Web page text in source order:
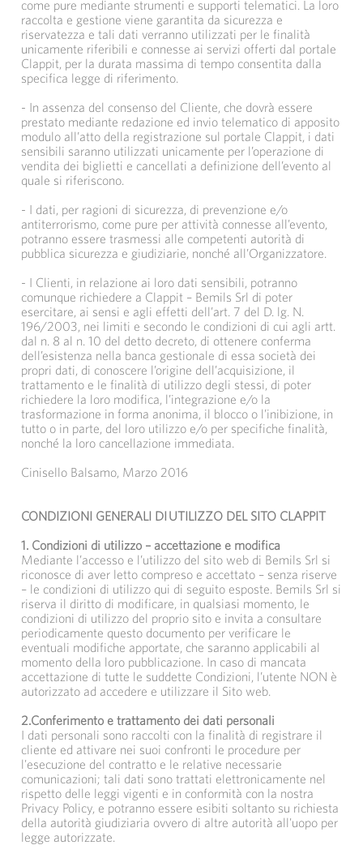
come pure mediante strumenti e supporti telematici. La loro
raccolta e gestione viene garantita da sicurezza e
riservatezza e tali dati verranno utilizzati per le finalità
unicamente riferibili e connesse ai servizi offerti dal portale
Clappit, per la durata massima di tempo consentita dalla
specifica legge di riferimento.
- In assenza del consenso del Cliente, che dovrà essere
prestato mediante redazione ed invio telematico di apposito
modulo all’atto della registrazione sul portale Clappit, i dati
sensibili saranno utilizzati unicamente per l’operazione di
vendita dei biglietti e cancellati a definizione dell’evento al
quale si riferiscono.
- I dati, per ragioni di sicurezza, di prevenzione e/o
antiterrorismo, come pure per attività connesse all’evento,
potranno essere trasmessi alle competenti autorità di
pubblica sicurezza e giudiziarie, nonché all’Organizzatore.
- I Clienti, in relazione ai loro dati sensibili, potranno
comunque richiedere a Clappit – Bemils Srl di poter
esercitare, ai sensi e agli effetti dell’art. 7 del D. lg. N.
196/2003, nei limiti e secondo le condizioni di cui agli artt.
dal n. 8 al n. 10 del detto decreto, di ottenere conferma
dell’esistenza nella banca gestionale di essa società dei
propri dati, di conoscere l’origine dell’acquisizione, il
trattamento e le finalità di utilizzo degli stessi, di poter
richiedere la loro modifica, l’integrazione e/o la
trasformazione in forma anonima, il blocco o l’inibizione, in
tutto o in parte, del loro utilizzo e/o per specifiche finalità,
nonché la loro cancellazione immediata.
Cinisello Balsamo, Marzo 2016
CONDIZIONI GENERALI DI UTILIZZO DEL SITO CLAPPIT
1. Condizioni di utilizzo – accettazione e modifica
Mediante l’accesso e l’utilizzo del sito web di Bemils Srl si
riconosce di aver letto compreso e accettato – senza riserve
– le condizioni di utilizzo qui di seguito esposte. Bemils Srl si
riserva il diritto di modificare, in qualsiasi momento, le
condizioni di utilizzo del proprio sito e invita a consultare
periodicamente questo documento per verificare le
eventuali modifiche apportate, che saranno applicabili al
momento della loro pubblicazione. In caso di mancata
accettazione di tutte le suddette Condizioni, l’utente NON è
autorizzato ad accedere e utilizzare il Sito web.
2.Conferimento e trattamento dei dati personali
I dati personali sono raccolti con la finalità di registrare il
cliente ed attivare nei suoi confronti le procedure per
l'esecuzione del contratto e le relative necessarie
comunicazioni; tali dati sono trattati elettronicamente nel
rispetto delle leggi vigenti e in conformità con la nostra
Privacy Policy, e potranno essere esibiti soltanto su richiesta
della autorità giudiziaria ovvero di altre autorità all'uopo per
legge autorizzate.